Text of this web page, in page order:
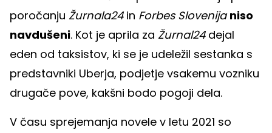
poročanju Žurnala24in Forbes Slovenijaniso
navdušeni. Kot je aprila za Žurnal24dejal
eden od taksistov, ki se je udeležil sestanka s
predstavniki Uberja, podjetje vsakemu vozniku
drugače pove, kakšni bodo pogoji dela.
V času sprejemanja novele v letu 2021 so